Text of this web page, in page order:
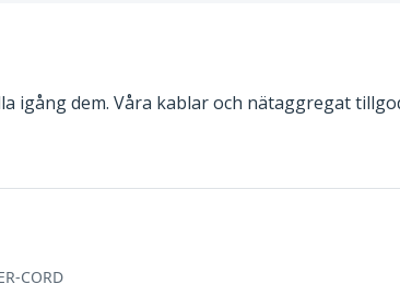
dem. Våra kablar och nätaggregat
CORD